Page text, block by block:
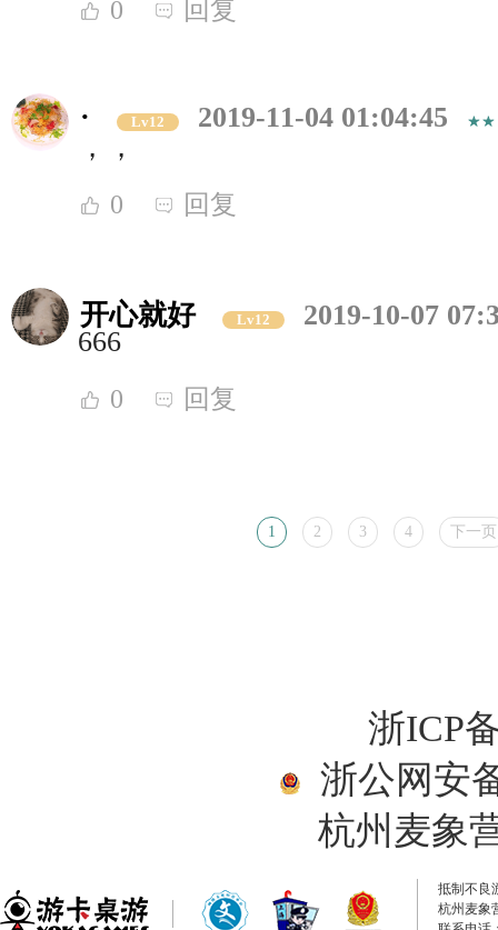
0 回复
· Lv12
2019-11-04 01:04:45
，，
0 回复
开心就好 Lv12
2019-10-07
666
0 回复
1 2 3 4 下一页
浙ICP
浙公网安
杭州麦象
抵制不良
杭州麦象